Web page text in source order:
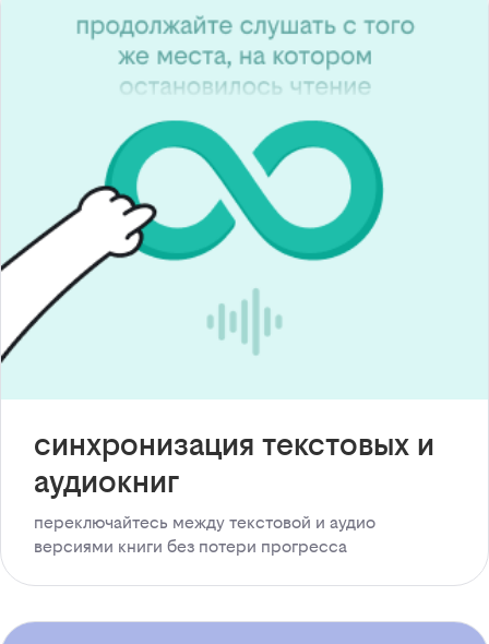
синхронизация текстовых и
аудиокниг
переключайтесь между текстовой и аудио
версиями книги без потери прогресса